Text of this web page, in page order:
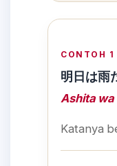
CONTOH 1
明日は雨
Ashita wa
Katanya